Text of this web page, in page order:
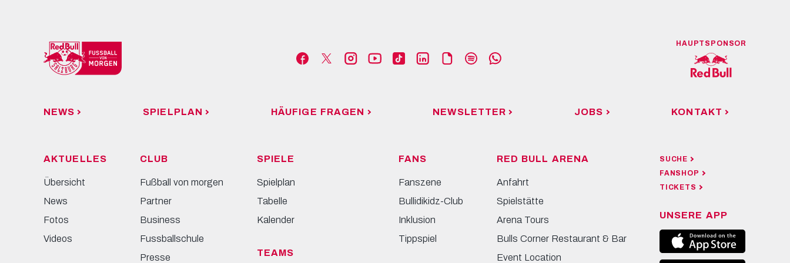
HAUPTSPONSOR
NEWS SPIELPLAN HÄUFIGE FRAGEN NEWSLETTER JOBS KONTAKT
AKTUELLES
Übersicht
News
Fotos
Videos
CLUB
Fußball von morgen
Partner
Business
Fussballschule
Presse
SPIELE
Spielplan
Tabelle
Kalender
TEAMS
FANS
Fanszene
Bullidikidz-Club
Inklusion
Tippspiel
RED BULL ARENA
Anfahrt
Spielstätte
Arena Tours
Bulls Corner Restaurant & Bar
Event Location
SUCHE
FANSHOP
TICKETS
UNSERE APP